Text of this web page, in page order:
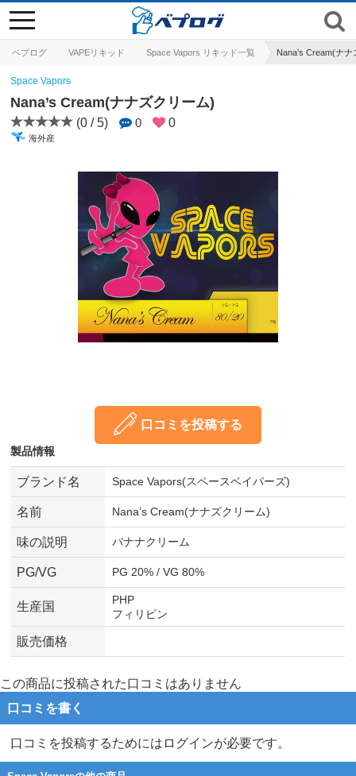
ベプログ VAPEリキッド Space Vapors リキッド一覧 Nana’s Cream(ナ
toggle
navigation
Space Vapors
Nana’s Cream(ナナズクリーム)
(0 / 5) 0 0
海外産
口コミを投稿する
製品情報
ブランド名 Space Vapors(スペースベイパーズ)
名前 Nana’s Cream(ナナズクリーム)
味の説明 バナナクリーム
PG/VG PG 20% / VG 80%
生産国
PHP
フィリピン
販売価格
この商品に投稿された口コミはありません
口コミを書く
口コミを投稿するためにはログインが必要です。